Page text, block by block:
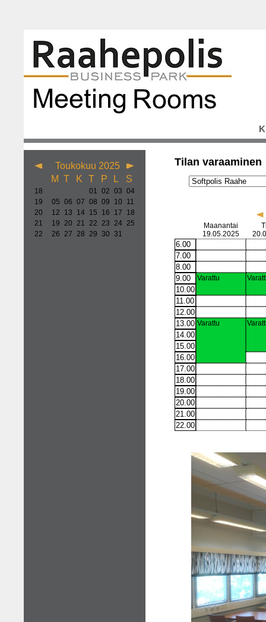
Toukokuu 2025
M T K T P L S
18 01 02 03 04
19
05 06 07 08 09 10
11
20
12 13 14 15 16 17
18
21
19 20 21 22 23 24 25
22
26 27 28 29 30 31
Tilan varaaminen
Maanantai
19.05.2025
6.00
7.00
8.00
9.00
Varattu
10.00
11.00
12.00
13.00 Varattu
14.00
15.00
16.00
17.00
18.00
19.00
20.00
21.00
22.00